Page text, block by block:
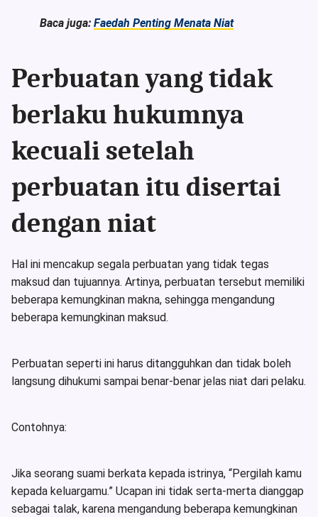
Baca juga: Faedah Penting Menata Niat
Perbuatan yang tidak
berlaku hukumnya
kecuali setelah
perbuatan itu disertai
dengan niat
Hal ini mencakup segala perbuatan yang tidak tegas
maksud dan tujuannya. Artinya, perbuatan tersebut memiliki
beberapa kemungkinan makna, sehingga mengandung
beberapa kemungkinan maksud.
Perbuatan seperti ini harus ditangguhkan dan tidak boleh
langsung dihukumi sampai benar-benar jelas niat dari pelaku.
Contohnya:
Jika seorang suami berkata kepada istrinya, “Pergilah kamu
kepada keluargamu.” Ucapan ini tidak serta-merta dianggap
sebagai talak, karena mengandung beberapa kemungkinan